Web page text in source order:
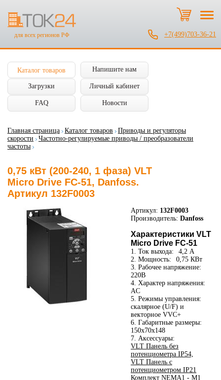
для всех регионов РФ +7(499)703-36-21
Каталог товаров Напишите нам
Загрузки Личный кабинет
FAQ Новости
Главная страница Каталог товаров
Приводы и регуляторы
скорости
Частотно-регулируемые приводы / преобразователи
частоты
0,75 кВт (200-240, 1 фаза) VLT
Micro Drive FC-51, Danfoss.
Артикул 132F0003
Артикул: 132F0003
Производитель: Danfoss
Характеристики VLT
Micro Drive FC-51
1. Ток выхода:
4,2 А
2. Мощность:
0,75 КВт
3. Рабочее напряжение:
220В
4. Характер напряжения:
AC
5. Режимы управления:
скалярное (U/F) и
векторное VVC+
6. Габаритные размеры:
150x70x148
7. Аксессуары:
VLT Панель без
потенциометра IP54,
VLT Панель с
потенциометром IP21
Комплект NEMA1 - M1